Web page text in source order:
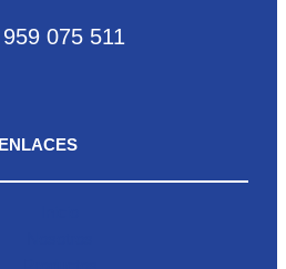
959 075 511
ENLACES